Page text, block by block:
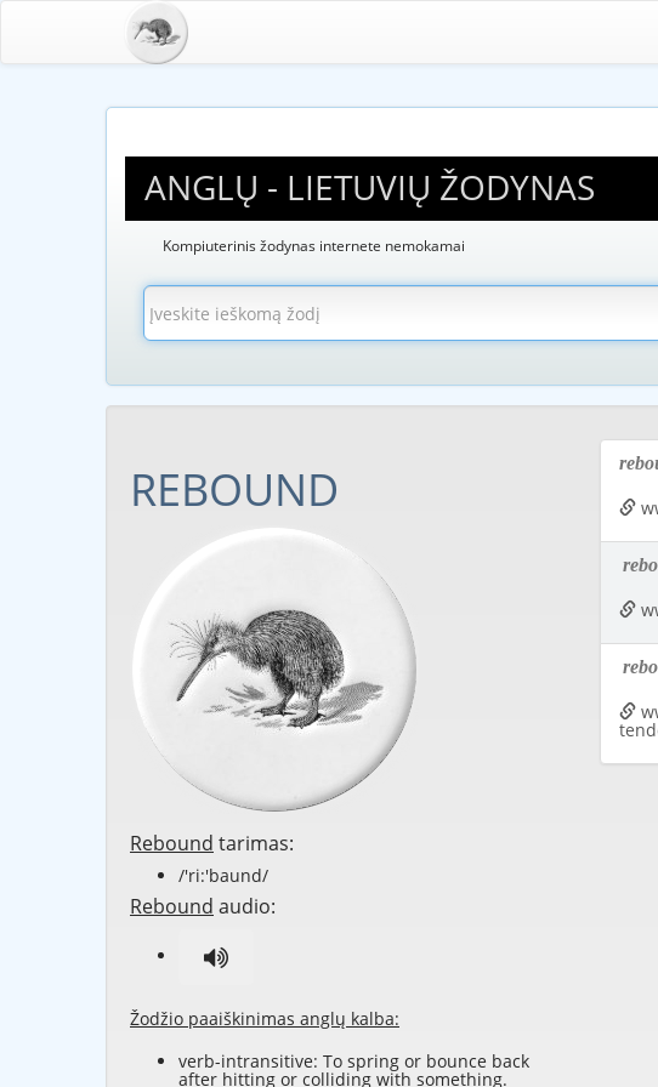
ANGLŲ - LIETUVIŲ ŽODYNAS
Kompiuterinis žodynas internete nemokamai
REBOUND
Rebound tarimas:
/'ri:'baund/
Rebound audio:
Žodžio paaiškinimas anglų kalba:
verb-intransitive: To spring or bounce back
after hitting or colliding with something.